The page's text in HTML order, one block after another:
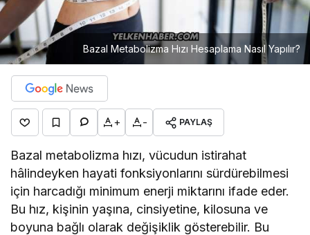
Bazal Metabolizma Hızı Hesaplama Nasıl Yapılır?
+ - PAYLAŞ
Bazal metabolizma hızı, vücudun istirahat
hâlindeyken hayati fonksiyonlarını sürdürebilmesi
için harcadığı minimum enerji miktarını ifade eder.
Bu hız, kişinin yaşına, cinsiyetine, kilosuna ve
boyuna bağlı olarak değişiklik gösterebilir. Bu